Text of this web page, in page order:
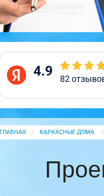
4.9 82
ГЛАВНАЯ КАРКАСНЫЕ ДОМА